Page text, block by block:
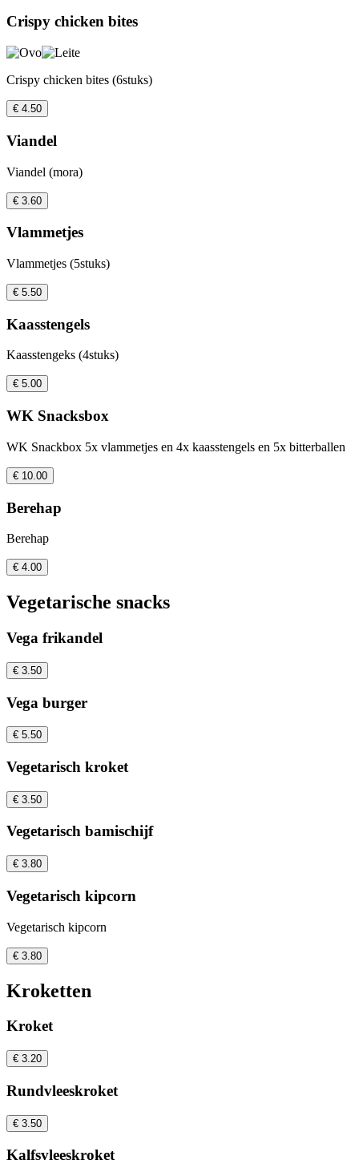
Crispy chicken bites
Crispy chicken bites (6stuks)
€ 4.50
Viandel
Viandel (mora)
€ 3.60
Vlammetjes
Vlammetjes (5stuks)
€ 5.50
Kaasstengels
Kaasstengeks (4stuks)
€ 5.00
WK Snacksbox
WK Snackbox 5x vlammetjes en 4x kaasstengels en 5x bitterballen
€ 10.00
Berehap
Berehap
€ 4.00
Vegetarische snacks
Vega frikandel
€ 3.50
Vega burger
€ 5.50
Vegetarisch kroket
€ 3.50
Vegetarisch bamischijf
€ 3.80
Vegetarisch kipcorn
Vegetarisch kipcorn
€ 3.80
Kroketten
Kroket
€ 3.20
Rundvleeskroket
€ 3.50
Kalfsvleeskroket